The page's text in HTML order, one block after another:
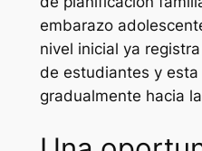
embarazo
nivel inicial ya
de estudiantes y
gradualmente hacia